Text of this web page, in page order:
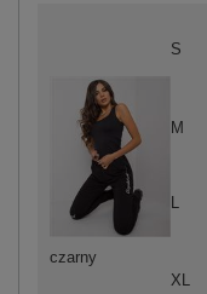
czarny
S
M
XL